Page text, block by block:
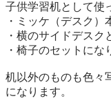
子供学習机として使
・ミッケ（デスク）
・横のサイドデスク
・椅子のセットにな
机以外のものも色々
になります。